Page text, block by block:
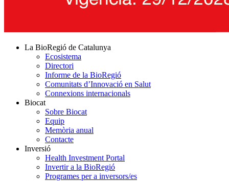
La BioRegió de Catalunya
Ecosistema
Directori
Informe de la BioRegió
Comunitats d’Innovació en Salut
Connexions internacionals
Biocat
Sobre Biocat
Equip
Memòria anual
Contacte
Inversió
Health Investment Portal
Invertir a la BioRegió
Programes per a inversors/es